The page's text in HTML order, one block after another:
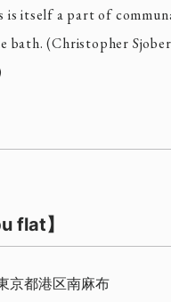
is itself a part of
bath. (Christopher
flat】
京都港区南麻布